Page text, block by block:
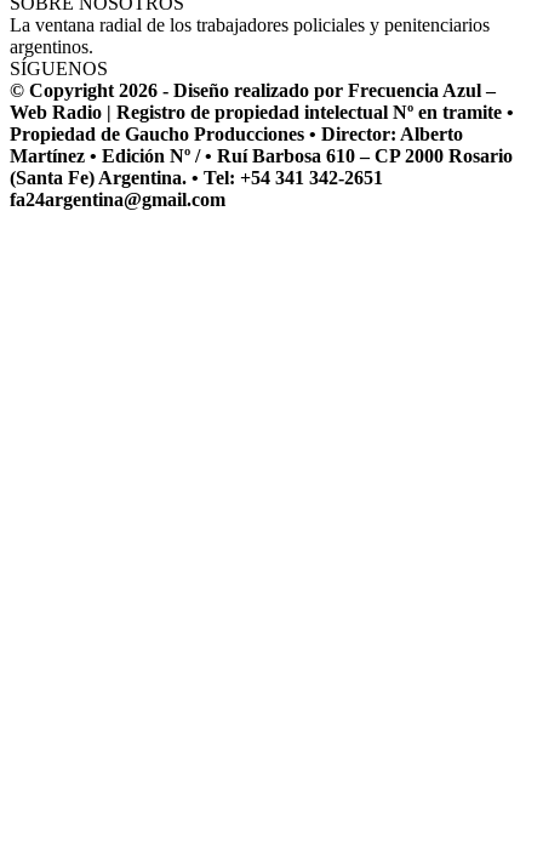
La ventana radial de los trabajadores policiales y penitenciarios
argentinos.
SÍGUENOS
© Copyright 2026 - Diseño realizado por Frecuencia Azul –
Web Radio | Registro de propiedad intelectual Nº en tramite •
Propiedad de Gaucho Producciones • Director: Alberto
Martínez • Edición Nº / • Ruí Barbosa 610 – CP 2000 Rosario
(Santa Fe) Argentina. • Tel: +54 341 342-2651
fa24argentina@gmail.com